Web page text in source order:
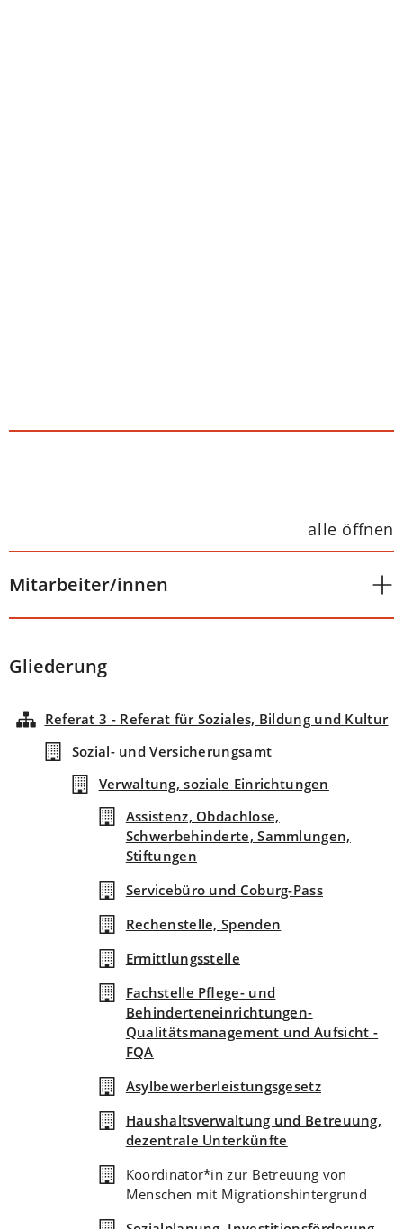
alle öffnen
Mitarbeiter/innen
Gliederung
Referat 3 - Referat für Soziales, Bildung und Kultur
Sozial- und Versicherungsamt
Verwaltung, soziale Einrichtungen
Assistenz, Obdachlose,
Schwerbehinderte, Sammlungen,
Stiftungen
Servicebüro und Coburg-Pass
Rechenstelle, Spenden
Ermittlungsstelle
Fachstelle Pflege- und
Behinderteneinrichtungen-
Qualitätsmanagement und Aufsicht -
FQA
Asylbewerberleistungsgesetz
Haushaltsverwaltung und Betreuung,
dezentrale Unterkünfte
Koordinator*in zur Betreuung von
Menschen mit Migrationshintergrund